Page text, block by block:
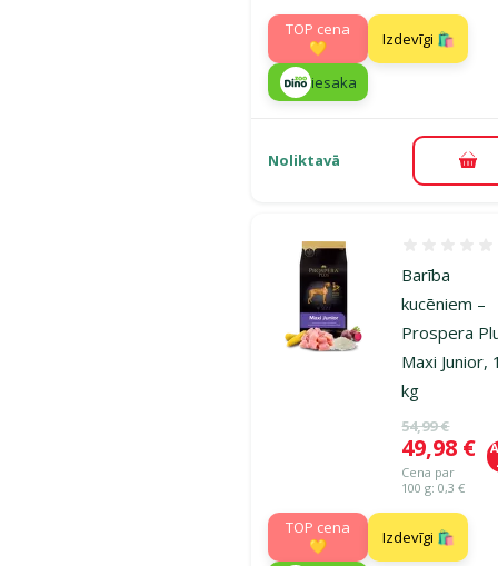
TOP cena
💛
Izdevīgi 🛍️
iesaka
Noliktavā
Barība
kucēniem –
Prospera
Maxi Junior,
kg
Oriģinālā
54,99 €
Cena
49,98 €
Cena par
100 g: 0,3 €
TOP cena
💛
Izdevīgi 🛍️